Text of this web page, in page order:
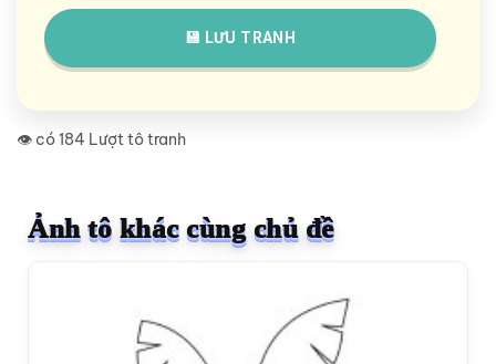
💾 LƯU TRANH
👁️ có 184 Lượt tô tranh
Ảnh tô khác cùng chủ đề